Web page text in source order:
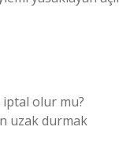
iptal olur mu?
uzak durmak